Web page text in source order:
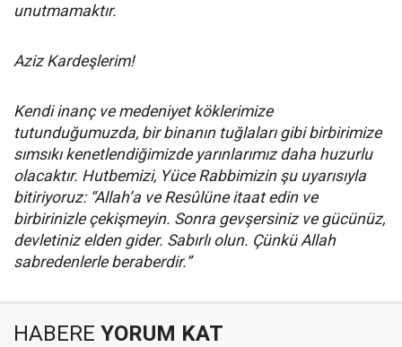
unutmamaktır.
Aziz Kardeşlerim!
Kendi inanç ve medeniyet köklerimize
tutunduğumuzda, bir binanın tuğlaları gibi birbirimize
sımsıkı kenetlendiğimizde yarınlarımız daha huzurlu
olacaktır. Hutbemizi, Yüce Rabbimizin şu uyarısıyla
bitiriyoruz: “Allah’a ve Resûlüne itaat edin ve
birbirinizle çekişmeyin. Sonra gevşersiniz ve gücünüz,
devletiniz elden gider. Sabırlı olun. Çünkü Allah
sabredenlerle beraberdir.”
HABERE YORUM KAT